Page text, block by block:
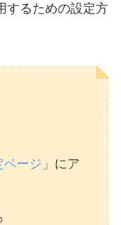
するための設定方
ページ 」にア